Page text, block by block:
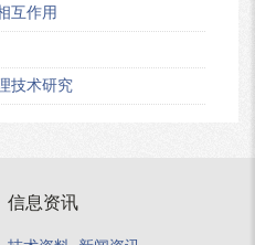
互作用
技术研究
信息资讯